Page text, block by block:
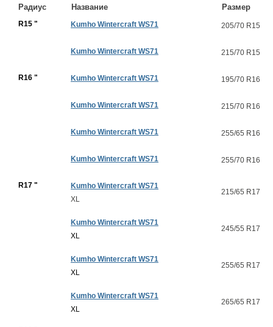
Радиус Название Размер
R15 " Kumho Wintercraft WS71 205/70 R15
Kumho Wintercraft WS71 215/70 R15
R16 " Kumho Wintercraft WS71 195/70 R16
Kumho Wintercraft WS71 215/70 R16
Kumho Wintercraft WS71 255/65 R16
Kumho Wintercraft WS71 255/70 R16
R17 "
Kumho Wintercraft WS71
XL
215/65 R17
Kumho Wintercraft WS71
XL
245/55 R17
Kumho Wintercraft WS71
XL
255/65 R17
Kumho Wintercraft WS71
XL
265/65 R17